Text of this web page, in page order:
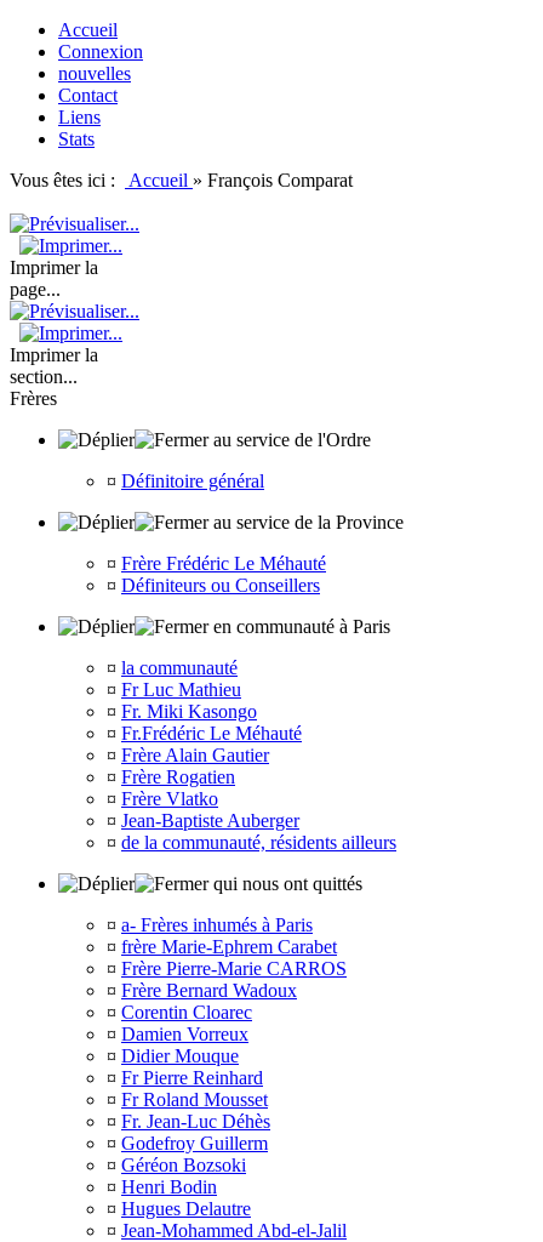
Accueil
Connexion
nouvelles
Contact
Liens
Stats
Vous êtes ici :
Accueil » François Comparat
Imprimer la
page...
Imprimer la
section...
Frères
au service de l'Ordre
¤ Définitoire général
au service de la Province
¤ Frère Frédéric Le Méhauté
¤ Définiteurs ou Conseillers
en communauté à Paris
¤ la communauté
¤ Fr Luc Mathieu
¤ Fr. Miki Kasongo
¤ Fr.Frédéric Le Méhauté
¤ Frère Alain Gautier
¤ Frère Rogatien
¤ Frère Vlatko
¤ Jean-Baptiste Auberger
¤ de la communauté, résidents ailleurs
qui nous ont quittés
¤ a- Frères inhumés à Paris
¤ frère Marie-Ephrem Carabet
¤ Frère Pierre-Marie CARROS
¤ Frère Bernard Wadoux
¤ Corentin Cloarec
¤ Damien Vorreux
¤ Didier Mouque
¤ Fr Pierre Reinhard
¤ Fr Roland Mousset
¤ Fr. Jean-Luc Déhès
¤ Godefroy Guillerm
¤ Géréon Bozsoki
¤ Henri Bodin
¤ Hugues Delautre
¤ Jean-Mohammed Abd-el-Jalil